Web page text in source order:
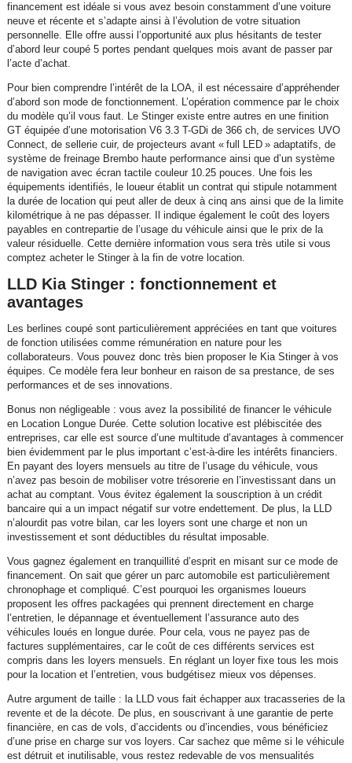
financement est idéale si vous avez besoin constamment d’une voiture
neuve et récente et s’adapte ainsi à l’évolution de votre situation
personnelle. Elle offre aussi l’opportunité aux plus hésitants de tester
d’abord leur coupé 5 portes pendant quelques mois avant de passer par
l’acte d’achat.
Pour bien comprendre l’intérêt de la LOA, il est nécessaire d’appréhender
d’abord son mode de fonctionnement. L’opération commence par le choix
du modèle qu’il vous faut. Le Stinger existe entre autres en une finition
GT équipée d’une motorisation V6 3.3 T-GDi de 366 ch, de services UVO
Connect, de sellerie cuir, de projecteurs avant « full LED » adaptatifs, de
système de freinage Brembo haute performance ainsi que d’un système
de navigation avec écran tactile couleur 10.25 pouces. Une fois les
équipements identifiés, le loueur établit un contrat qui stipule notamment
la durée de location qui peut aller de deux à cinq ans ainsi que de la limite
kilométrique à ne pas dépasser. Il indique également le coût des loyers
payables en contrepartie de l’usage du véhicule ainsi que le prix de la
valeur résiduelle. Cette dernière information vous sera très utile si vous
comptez acheter le Stinger à la fin de votre location.
LLD Kia Stinger : fonctionnement et
avantages
Les berlines coupé sont particulièrement appréciées en tant que voitures
de fonction utilisées comme rémunération en nature pour les
collaborateurs. Vous pouvez donc très bien proposer le Kia Stinger à vos
équipes. Ce modèle fera leur bonheur en raison de sa prestance, de ses
performances et de ses innovations.
Bonus non négligeable : vous avez la possibilité de financer le véhicule
en Location Longue Durée. Cette solution locative est plébiscitée des
entreprises, car elle est source d’une multitude d’avantages à commencer
bien évidemment par le plus important c’est-à-dire les intérêts financiers.
En payant des loyers mensuels au titre de l’usage du véhicule, vous
n’avez pas besoin de mobiliser votre trésorerie en l’investissant dans un
achat au comptant. Vous évitez également la souscription à un crédit
bancaire qui a un impact négatif sur votre endettement. De plus, la LLD
n’alourdit pas votre bilan, car les loyers sont une charge et non un
investissement et sont déductibles du résultat imposable.
Vous gagnez également en tranquillité d’esprit en misant sur ce mode de
financement. On sait que gérer un parc automobile est particulièrement
chronophage et compliqué. C’est pourquoi les organismes loueurs
proposent les offres packagées qui prennent directement en charge
l’entretien, le dépannage et éventuellement l’assurance auto des
véhicules loués en longue durée. Pour cela, vous ne payez pas de
factures supplémentaires, car le coût de ces différents services est
compris dans les loyers mensuels. En réglant un loyer fixe tous les mois
pour la location et l’entretien, vous budgétisez mieux vos dépenses.
Autre argument de taille : la LLD vous fait échapper aux tracasseries de la
revente et de la décote. De plus, en souscrivant à une garantie de perte
financière, en cas de vols, d’accidents ou d’incendies, vous bénéficiez
d’une prise en charge sur vos loyers. Car sachez que même si le véhicule
est détruit et inutilisable, vous restez redevable de vos mensualités